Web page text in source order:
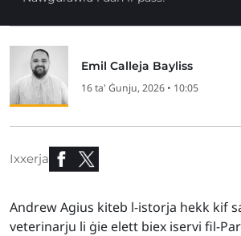
Emil Calleja Bayliss
16 ta' Ġunju, 2026 • 10:05
Ixxerja
Andrew Agius kiteb l-istorja hekk kif
veterinarju li ġie elett biex iservi fil-